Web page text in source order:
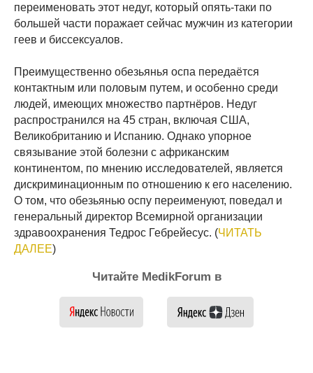
переименовать этот недуг, который опять-таки по
большей части поражает сейчас мужчин из категории
геев и биссексуалов.
Преимущественно обезьянья оспа передаётся
контактным или половым путем, и особенно среди
людей, имеющих множество партнёров. Недуг
распространился на 45 стран, включая США,
Великобританию и Испанию. Однако упорное
связывание этой болезни с африканским
континентом, по мнению исследователей, является
дискриминационным по отношению к его населению.
О том, что обезьянью оспу переименуют, поведал и
генеральный директор Всемирной организации
здравоохранения Тедрос Гебрейесус. (ЧИТАТЬ
ДАЛЕЕ)
Читайте MedikForum в